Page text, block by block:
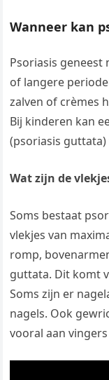
Wanneer kan
Psoriasis
of langere
zalven of crèmes
Bij kinderen kan
(psoriasis
Wat zijn de
Soms bestaat
vlekjes van
romp,
guttata. Dit komt
Soms zijn er
nagels. Ook
vooral aan